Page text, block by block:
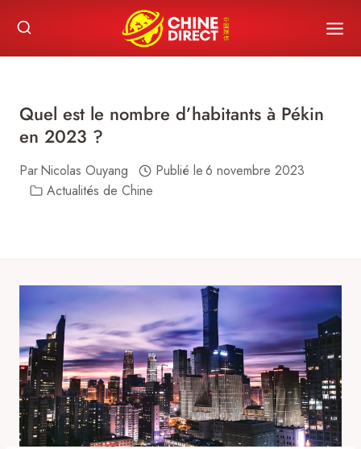
content
Quel est le nombre d’habitants à Pékin
en 2023 ?
ParNicolas Ouyang Publié le6 novembre 2023
Actualités de Chine